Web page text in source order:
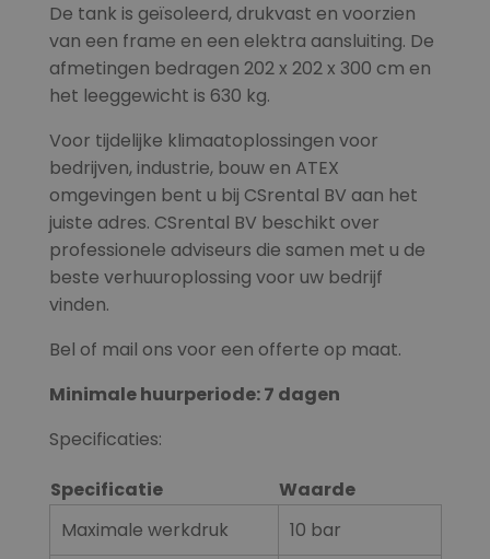
De tank is geïsoleerd, drukvast en voorzien
van een frame en een elektra aansluiting. De
afmetingen bedragen 202 x 202 x 300 cm en
het leeggewicht is 630 kg.
Voor tijdelijke klimaatoplossingen voor
bedrijven, industrie, bouw en ATEX
omgevingen bent u bij CSrental BV aan het
juiste adres. CSrental BV beschikt over
professionele adviseurs die samen met u de
beste verhuuroplossing voor uw bedrijf
vinden.
Bel of mail ons voor een offerte op maat.
Minimale huurperiode: 7 dagen
Specificaties:
Specificatie
Waarde
Maximale werkdruk
10 bar